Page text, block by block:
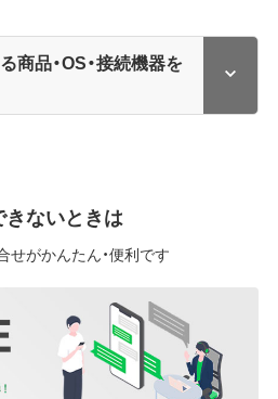
商品・OS・接続機器を
きないときは
せがかんたん・便利です